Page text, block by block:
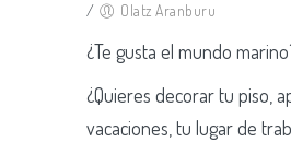
/
Olatz Aranburu
¿Te gusta el mundo
¿Quieres decorar tu piso,
vacaciones, tu lugar de